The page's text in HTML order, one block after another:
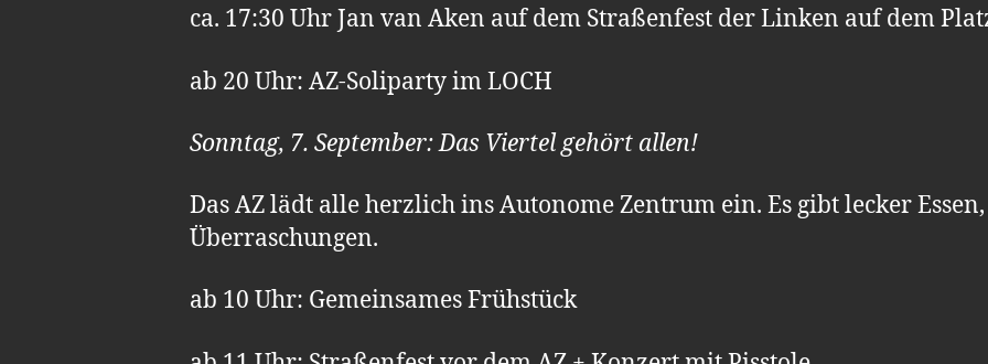
ca. 17:30 Uhr Jan van Aken auf dem Straßenfest der Linken auf dem
ab 20 Uhr: AZ-Soliparty im LOCH
Sonntag, 7. September: Das Viertel gehört allen!
Das AZ lädt alle herzlich ins Autonome Zentrum ein. Es gibt lecker
Überraschungen.
ab 10 Uhr: Gemeinsames Frühstück